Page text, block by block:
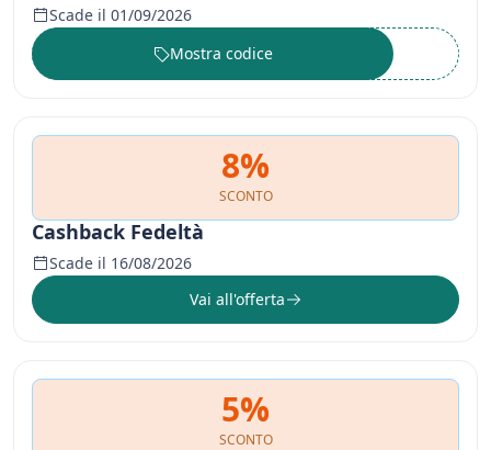
Scade il 01/09/2026
••••••
Mostra codice
8%
SCONTO
Cashback Fedeltà
Scade il 16/08/2026
Vai all'offerta
5%
SCONTO